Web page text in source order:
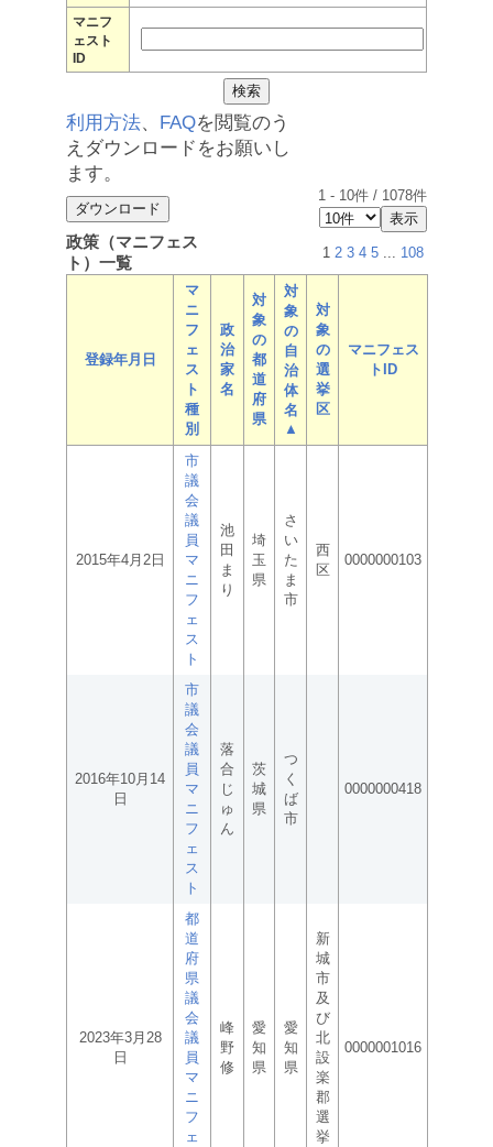
マニフ
ェスト
ID
利用方法、 FAQを閲覧のう
えダウンロードをお願いし
ます。
1 - 10件 / 1078件
政策（マニフェス
ト）一覧
1 2 3 4 5 ... 108
登録年月日
マ
ニ
フ
ェ
ス
ト
種
別
政
治
家
名
対
象
の
都
道
府
県
対
象
の
自
治
体
名
▲
対
象
の
選
挙
区
マニフェス
トID
2015年4月2日
市
議
会
議
員
マ
ニ
フ
ェ
ス
ト
池
田
ま
り
埼
玉
県
さ
い
た
ま
市
西
区
0000000103
2016年10月14
日
市
議
会
議
員
マ
ニ
フ
ェ
ス
ト
落
合
じ
ゅ
ん
茨
城
県
つ
く
ば
市
0000000418
2023年3月28
日
都
道
府
県
議
会
議
員
マ
ニ
フ
ェ
峰
野
修
愛
知
県
愛
知
県
新
城
市
及
び
北
設
楽
郡
選
挙
0000001016